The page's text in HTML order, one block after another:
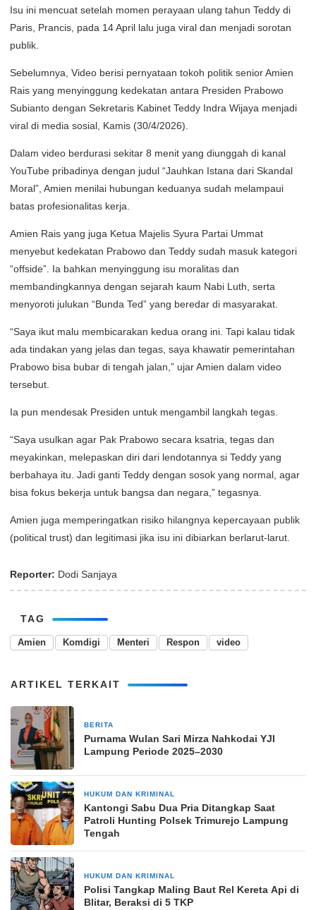
Isu ini mencuat setelah momen perayaan ulang tahun Teddy di
Paris, Prancis, pada 14 April lalu juga viral dan menjadi sorotan
publik.
Sebelumnya, Video berisi pernyataan tokoh politik senior Amien
Rais yang menyinggung kedekatan antara Presiden Prabowo
Subianto dengan Sekretaris Kabinet Teddy Indra Wijaya menjadi
viral di media sosial, Kamis (30/4/2026).
Dalam video berdurasi sekitar 8 menit yang diunggah di kanal
YouTube pribadinya dengan judul “Jauhkan Istana dari Skandal
Moral”, Amien menilai hubungan keduanya sudah melampaui
batas profesionalitas kerja.
Amien Rais yang juga Ketua Majelis Syura Partai Ummat
menyebut kedekatan Prabowo dan Teddy sudah masuk kategori
“offside”. Ia bahkan menyinggung isu moralitas dan
membandingkannya dengan sejarah kaum Nabi Luth, serta
menyoroti julukan “Bunda Ted” yang beredar di masyarakat.
“Saya ikut malu membicarakan kedua orang ini. Tapi kalau tidak
ada tindakan yang jelas dan tegas, saya khawatir pemerintahan
Prabowo bisa bubar di tengah jalan,” ujar Amien dalam video
tersebut.
Ia pun mendesak Presiden untuk mengambil langkah tegas.
“Saya usulkan agar Pak Prabowo secara ksatria, tegas dan
meyakinkan, melepaskan diri dari lendotannya si Teddy yang
berbahaya itu. Jadi ganti Teddy dengan sosok yang normal, agar
bisa fokus bekerja untuk bangsa dan negara,” tegasnya.
Amien juga memperingatkan risiko hilangnya kepercayaan publik
(political trust) dan legitimasi jika isu ini dibiarkan berlarut-larut.
Reporter: Dodi Sanjaya
TAG
Amien Komdigi Menteri Respon video
ARTIKEL TERKAIT
BERITA
Purnama Wulan Sari Mirza Nahkodai YJI
Lampung Periode 2025–2030
HUKUM DAN KRIMINAL
Kantongi Sabu Dua Pria Ditangkap Saat
Patroli Hunting Polsek Trimurejo Lampung
Tengah
HUKUM DAN KRIMINAL
Polisi Tangkap Maling Baut Rel Kereta Api di
Blitar, Beraksi di 5 TKP